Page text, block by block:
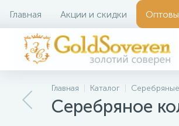
Главная Акции и скидки
Главная Каталог
Серебряное